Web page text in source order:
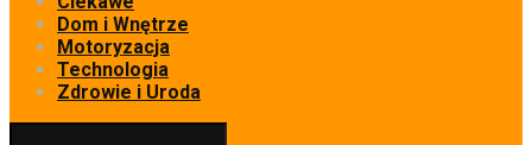
Dom i Wnętrze
Motoryzacja
Technologia
Zdrowie i Uroda